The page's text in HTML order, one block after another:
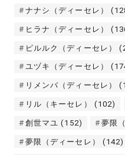
ナナシ（ディーセレ）
ヒラナ（ディーセレ）
ピルルク（ディーセレ）
ユヅキ（ディーセレ）
リメンバ（ディーセレ）
リル（キーセレ） (102)
創世マユ (152) 夢限
夢限（ディーセレ） (142)